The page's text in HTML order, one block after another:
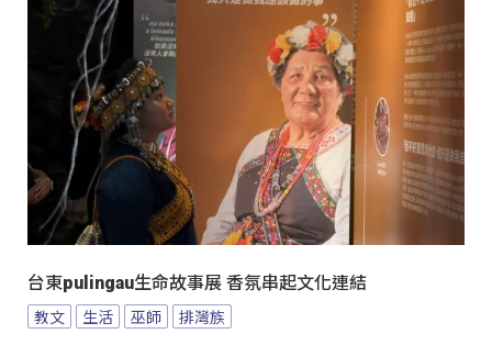
台東pulingau生命故事展 香氛串起文化連結
教文 生活 巫師 排灣族